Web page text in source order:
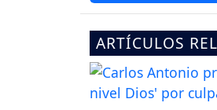
ARTÍCULOS